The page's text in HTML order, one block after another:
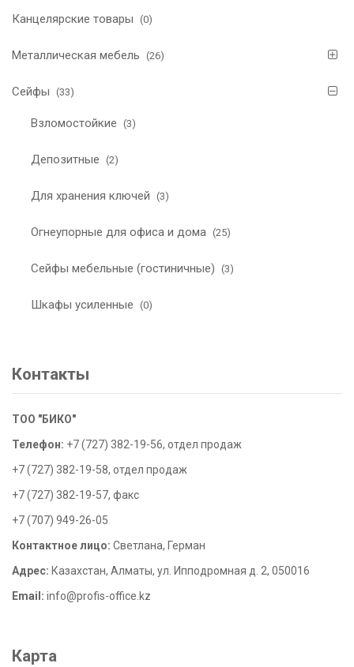
Канцелярские товары (0)
Металлическая мебель (26)
Сейфы (33)
Взломостойкие (3)
Депозитные (2)
Для хранения ключей (3)
Огнеупорные для офиса и дома (25)
Сейфы мебельные (гостиничные) (3)
Шкафы усиленные (0)
Контакты
ТОО "БИКО"
Телефон: +7 (727) 382-19-56, отдел продаж
+7 (727) 382-19-58, отдел продаж
+7 (727) 382-19-57, факс
+7 (707) 949-26-05
Контактное лицо: Светлана, Герман
Адрес: Казахстан, Алматы, ул. Ипподромная д. 2, 050016
Email: info@profis-office.kz
Карта